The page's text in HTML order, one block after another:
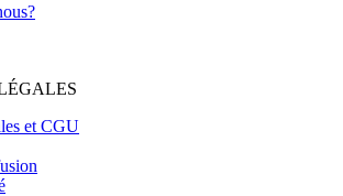
et CGU